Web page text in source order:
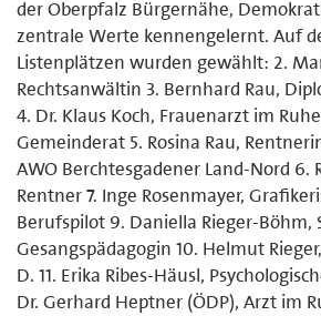
der Oberpfalz Bürgernähe,
zentrale Werte kennengelernt. Auf
Listenplätzen wurden gewählt: 2.
Rechtsanwältin 3. Bernhard Rau,
4. Dr. Klaus Koch, Frauenarzt im
Gemeinderat 5. Rosina Rau,
AWO Berchtesgadener Land-Nord 6.
Rentner 7. Inge Rosenmayer,
Berufspilot 9. Daniella Rieger-Böhm,
Gesangspädagogin 10. Helmut
D. 11. Erika Ribes-Häusl,
Dr. Gerhard Heptner (ÖDP), Arzt im